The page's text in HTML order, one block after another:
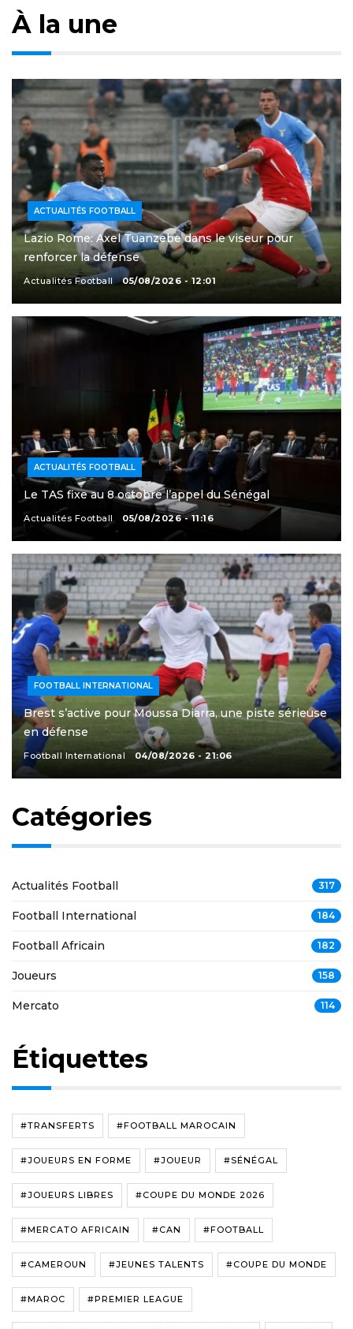
À la une
ACTUALITÉS FOOTBALL
Lazio Rome: Axel Tuanzebe dans le viseur pour
renforcer la défense
Actualités Football 05/08/2026 - 12:01
ACTUALITÉS FOOTBALL
Le TAS fixe au 8 octobre l’appel du Sénégal
Actualités Football 05/08/2026 - 11:16
FOOTBALL INTERNATIONAL
Brest s’active pour Moussa Diarra, une piste sérieuse
en défense
Football International 04/08/2026 - 21:06
Catégories
Actualités Football 317
Football International 184
Football Africain 182
Joueurs 158
Mercato 114
Étiquettes
#TRANSFERTS #FOOTBALL MAROCAIN
#JOUEURS EN FORME #JOUEUR #SÉNÉGAL
#JOUEURS LIBRES #COUPE DU MONDE 2026
#MERCATO AFRICAIN #CAN #FOOTBALL
#CAMEROUN #JEUNES TALENTS #COUPE DU MONDE
#MAROC #PREMIER LEAGUE